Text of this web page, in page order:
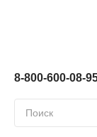
8-800-600-08-